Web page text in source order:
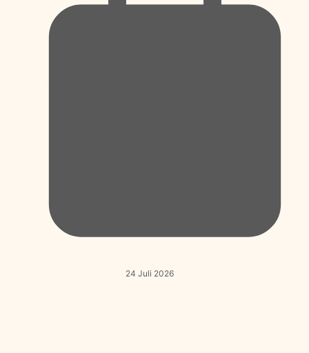
24 Juli 2026